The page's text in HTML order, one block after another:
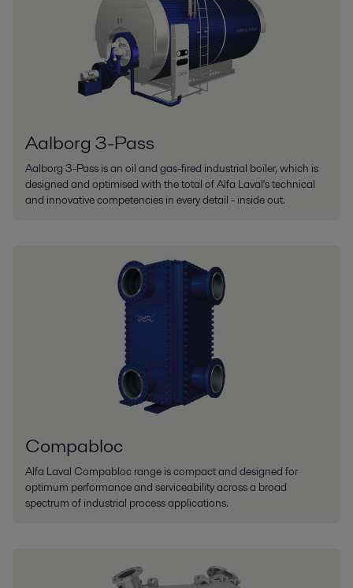
Aalborg 3-Pass
Aalborg 3-Pass is an oil and gas-fired industrial boiler, which is
designed and optimised with the total of Alfa Laval's technical
and innovative competencies in every detail - inside out.
Compabloc
Alfa Laval Compabloc range is compact and designed for
optimum performance and serviceability across a broad
spectrum of industrial process applications.